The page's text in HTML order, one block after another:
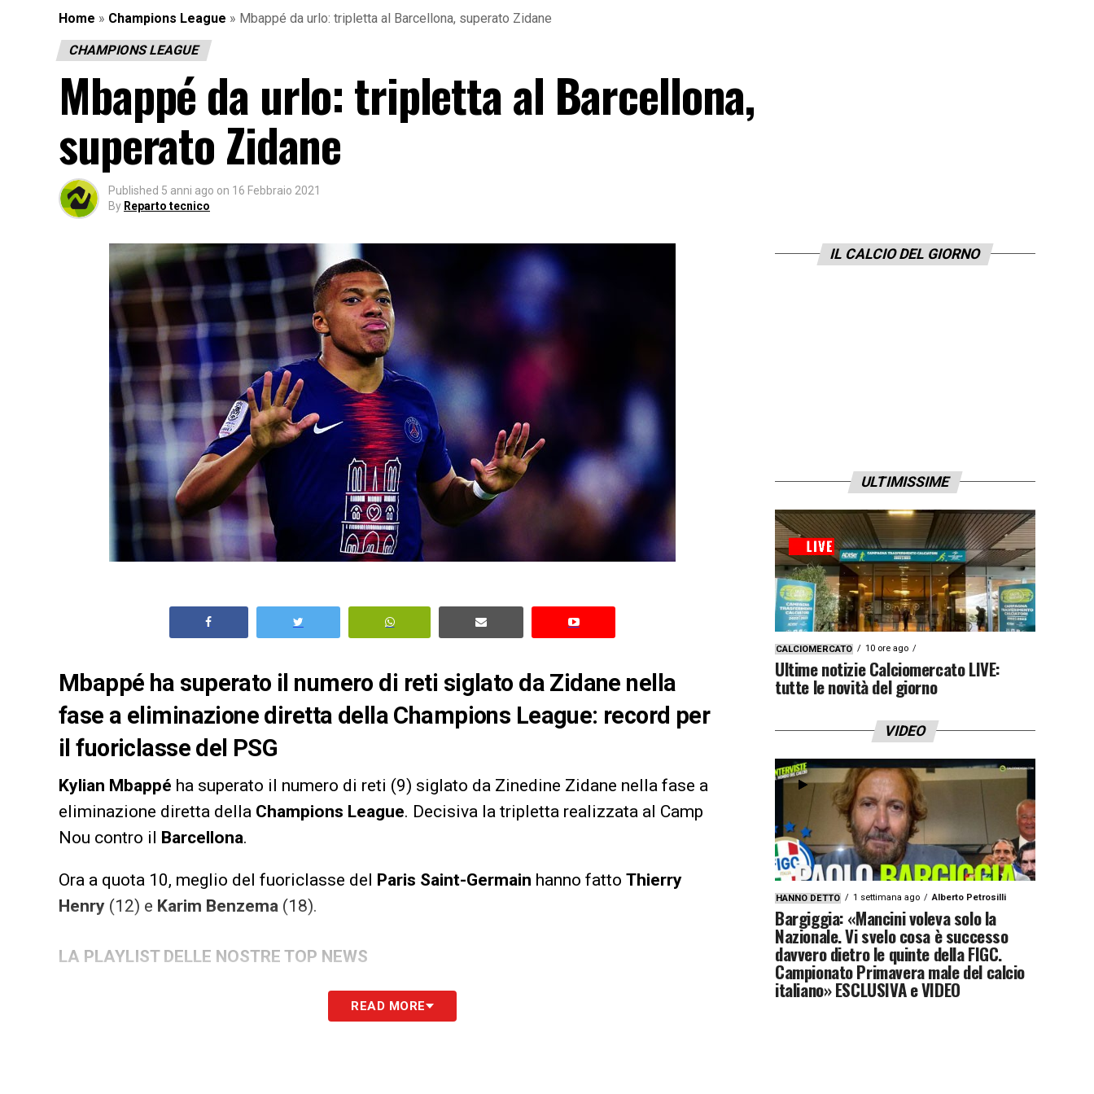
Home » Champions League » Mbappé da urlo: tripletta al Barcellona, superato Zidane
CHAMPIONS LEAGUE
Mbappé da urlo: tripletta al Barcellona,
superato Zidane
Published 5 anni ago on 16 Febbraio 2021
By Reparto tecnico
Mbappé ha superato il numero di reti siglato da Zidane nella
fase a eliminazione diretta della Champions League: record per
il fuoriclasse del PSG
Kylian Mbappé ha superato il numero di reti (9) siglato da Zinedine Zidane nella fase a
eliminazione diretta della Champions League. Decisiva la tripletta realizzata al Camp
Nou contro il Barcellona.
Ora a quota 10, meglio del fuoriclasse del Paris Saint-Germain hanno fatto Thierry
Henry (12) e Karim Benzema (18).
LA PLAYLIST DELLE NOSTRE TOP NEWS
READ MORE
IL CALCIO DEL GIORNO
ULTIMISSIME
CALCIOMERCATO 10 ore ago
Ultime notizie Calciomercato LIVE:
tutte le novità del giorno
VIDEO
HANNO DETTO 1 settimana ago Alberto Petrosilli
Bargiggia: «Mancini voleva solo la
Nazionale. Vi svelo cosa è successo
davvero dietro le quinte della FIGC.
Campionato Primavera male del calcio
italiano» ESCLUSIVA e VIDEO